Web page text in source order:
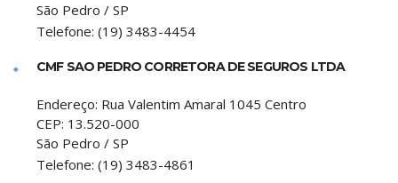
São Pedro / SP
Telefone: (19) 3483-4454
CMF SAO PEDRO CORRETORA DE SEGUROS LTDA
Endereço: Rua Valentim Amaral 1045 Centro
CEP: 13.520-000
São Pedro / SP
Telefone: (19) 3483-4861